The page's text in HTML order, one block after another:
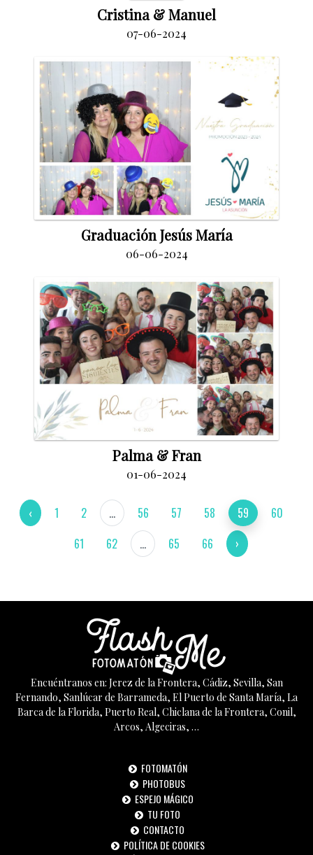
Cristina & Manuel
07-06-2024
Graduación Jesús María
06-06-2024
Palma & Fran
01-06-2024
‹ 1 2 ... 56 57 58 59
60
61
62 ... 65 66 ›
Encuéntranos en: Jerez de la Frontera, Cádiz, Sevilla, San
Fernando, Sanlúcar de Barrameda, El Puerto de Santa María, La
Barca de la Florida, Puerto Real, Chiclana de la Frontera, Conil,
Arcos, Algeciras, …
FOTOMATÓN
PHOTOBUS
ESPEJO MÁGICO
TU FOTO
CONTACTO
POLÍTICA DE COOKIES